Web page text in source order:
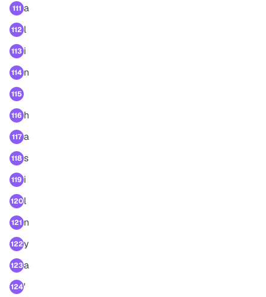
111 a
112 l
113 i
114 n
115
116 h
117 a
118s
119 i
120l
121 n
122y
123a
124'